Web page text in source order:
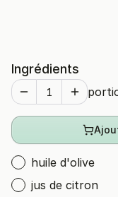
Ingrédients
huile d'olive
jus de citron